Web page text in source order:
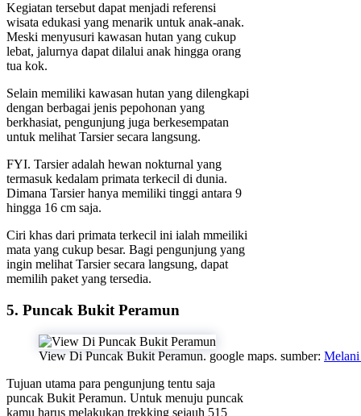
Kegiatan tersebut dapat menjadi referensi
wisata edukasi yang menarik untuk anak-anak.
Meski menyusuri kawasan hutan yang cukup
lebat, jalurnya dapat dilalui anak hingga orang
tua kok.
Selain memiliki kawasan hutan yang dilengkapi
dengan berbagai jenis pepohonan yang
berkhasiat, pengunjung juga berkesempatan
untuk melihat Tarsier secara langsung.
FYI. Tarsier adalah hewan nokturnal yang
termasuk kedalam primata terkecil di dunia.
Dimana Tarsier hanya memiliki tinggi antara 9
hingga 16 cm saja.
Ciri khas dari primata terkecil ini ialah mmeiliki
mata yang cukup besar. Bagi pengunjung yang
ingin melihat Tarsier secara langsung, dapat
memilih paket yang tersedia.
5. Puncak Bukit Peramun
View Di Puncak Bukit Peramun. google maps. sumber:
Tujuan utama para pengunjung tentu saja
puncak Bukit Peramun. Untuk menuju puncak
kamu harus melakukan trekking sejauh 515